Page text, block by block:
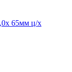
65мм ц/х